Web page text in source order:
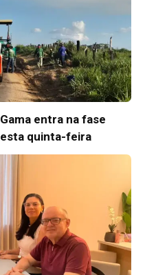
entra na fase
quinta-feira